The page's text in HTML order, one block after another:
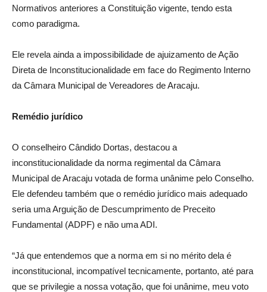
Normativos anteriores a Constituição vigente, tendo esta
como paradigma.
Ele revela ainda a impossibilidade de ajuizamento de Ação
Direta de Inconstitucionalidade em face do Regimento Interno
da Câmara Municipal de Vereadores de Aracaju.
Remédio jurídico
O conselheiro Cândido Dortas, destacou a
inconstitucionalidade da norma regimental da Câmara
Municipal de Aracaju votada de forma unânime pelo Conselho.
Ele defendeu também que o remédio jurídico mais adequado
seria uma Arguição de Descumprimento de Preceito
Fundamental (ADPF) e não uma ADI.
“Já que entendemos que a norma em si no mérito dela é
inconstitucional, incompatível tecnicamente, portanto, até para
que se privilegie a nossa votação, que foi unânime, meu voto